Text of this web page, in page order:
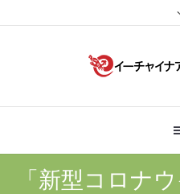
「新型コロナ